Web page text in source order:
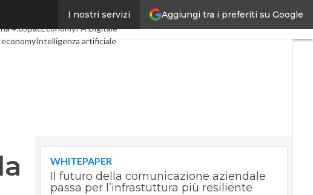
Aggiungi tra i preferiti su Google
I nostri servizi
Digital EconomyTelco
4.0SpacEconomyPA Digitale
Intelligenza artificiale
WHITEPAPER
Il futuro della comunicazione aziendale
passa per l’infrastuttura più resiliente